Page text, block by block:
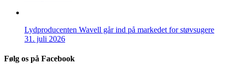
Lydproducenten Wavell går ind på markedet for støvsugere
31. juli 2026
Følg os på Facebook